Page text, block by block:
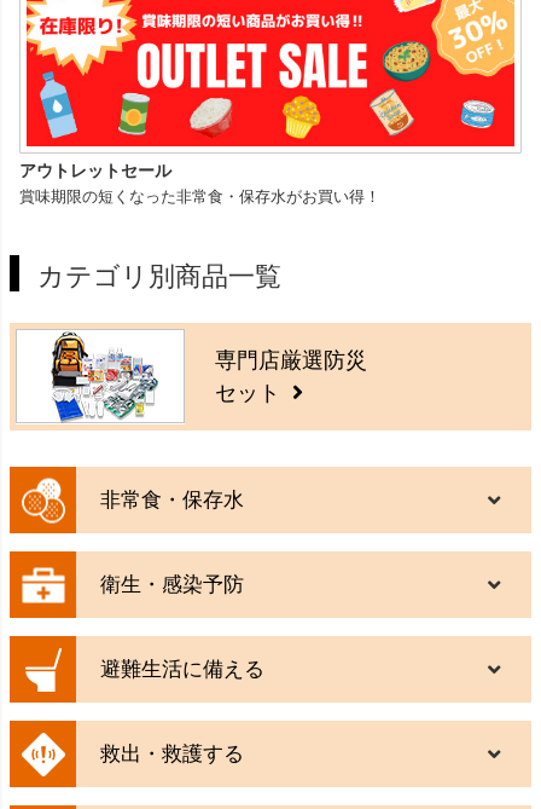
アウトレットセール
賞味期限の短くなった非常食・保存水がお買い得！
カテゴリ別商品一覧
専門店厳選防災
セット
非常食・保存水
衛生・感染予防
避難生活に備える
救出・救護する